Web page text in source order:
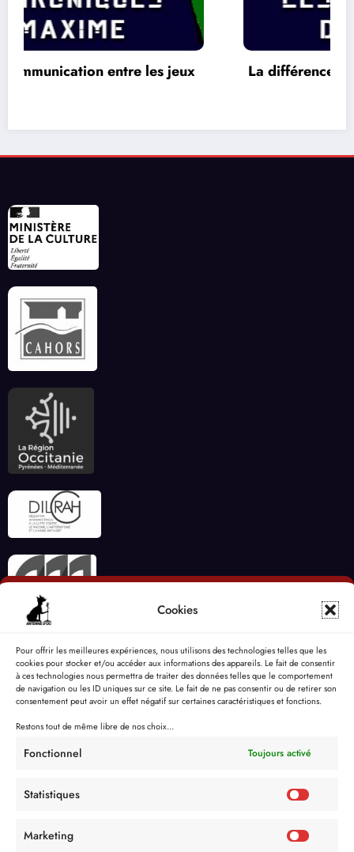
Cookies
Pour offrir les meilleures expériences, nous utilisons des technologies telles que les
cookies pour stocker et/ou accéder aux informations des appareils. Le fait de consentir
à ces technologies nous permettra de traiter des données telles que le comportement
de navigation ou les ID uniques sur ce site. Le fait de ne pas consentir ou de retirer son
consentement peut avoir un effet négatif sur certaines caractéristiques et fonctions.
Restons tout de même libre de nos choix...
Fonctionnel Toujours activé
Statistiques
Marketing
La différence entre les jeux 2 D et 3 D